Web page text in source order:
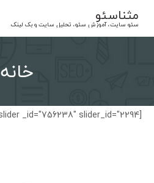
content
مثناسئو
سئو سایت، آموزش سئو، تحلیل سایت و بک لینک
خانه
[fw_slider _id="756238" slider_id="2294"]